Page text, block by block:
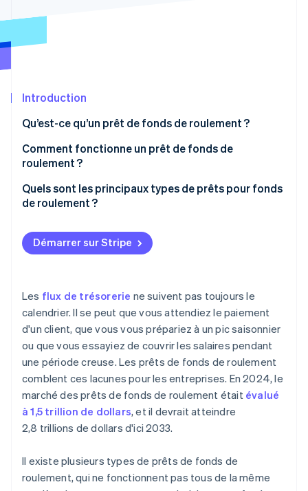
Prévention de la fraude
Climate
Identity
Vérification de l'identité
Découvrez comment Stripe construit l’infrastructure
Regarder la vidéo
Introduction
Qu’est-ce qu’un prêt de fonds de roulement ?
Comment fonctionne un prêt de fonds de
roulement ?
Accès rapide aux fonds
Critères d’approbation différents
Quels sont les principaux types de prêts pour fonds
de roulement ?
Prêts à court terme aux entreprises
Lignes de crédit pour entreprises
Affacturage
Cartes de crédit et découverts d’entreprise
Crédit commercial
Démarrer sur Stripe
Les flux de trésorerie ne suivent pas toujours le
calendrier. Il se peut que vous attendiez le paiement
d'un client, que vous vous prépariez à un pic saisonnier
ou que vous essayiez de couvrir les salaires pendant
une période creuse. Les prêts de fonds de roulement
comblent ces lacunes pour les entreprises. En 2024, le
marché des prêts de fonds de roulement était évalué
à 1,5 trillion de dollars, et il devrait atteindre
2,8 trillions de dollars d'ici 2033.
Il existe plusieurs types de prêts de fonds de
roulement, qui ne fonctionnent pas tous de la même